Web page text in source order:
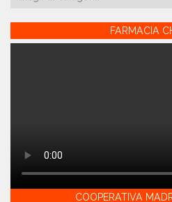
FARMACIA
COOPERATIVA